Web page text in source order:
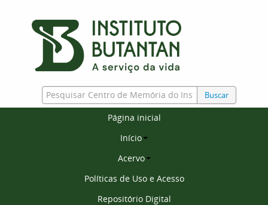
Buscar
Página inicial
Início
Acervo
Políticas de Uso e Acesso
Repositório Digital